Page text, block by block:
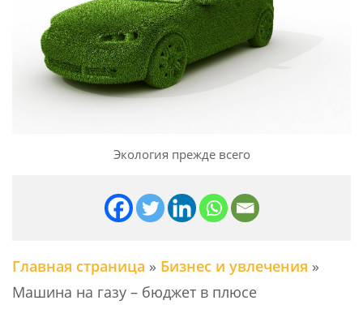
Экология прежде всего
Главная страница » Бизнес и увлечения »
Машина на газу – бюджет в плюсе